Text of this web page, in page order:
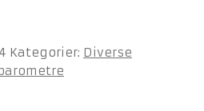
Kategorier: Diverse